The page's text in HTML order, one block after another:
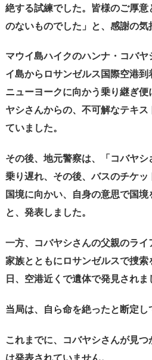
絶する試練でした。皆様のご厚意
のないものでした」と、感謝の気
マウイ島ハイクのハンナ・コバ
イ島からロサンゼルス国際空港
ニューヨークに向かう乗り継ぎ
ヤシさんからの、不可解なテキ
ていました。
その後、地元警察は、「コバヤ
乗り遅れ、その後、バスのチケ
国境に向かい、自身の意思で国境
と、発表しました。
一方、コバヤシさんの父親のライ
家族とともにロサンゼルスで捜
日、空港近くで遺体で発見されま
当局は、自ら命を絶ったと断定し
これまでに、コバヤシさんが見